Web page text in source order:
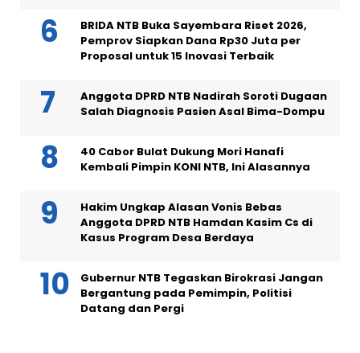
BRIDA NTB Buka Sayembara Riset 2026,
Pemprov Siapkan Dana Rp30 Juta per
Proposal untuk 15 Inovasi Terbaik
Anggota DPRD NTB Nadirah Soroti Dugaan
Salah Diagnosis Pasien Asal Bima-Dompu
40 Cabor Bulat Dukung Mori Hanafi
Kembali Pimpin KONI NTB, Ini Alasannya
Hakim Ungkap Alasan Vonis Bebas
Anggota DPRD NTB Hamdan Kasim Cs di
Kasus Program Desa Berdaya
Gubernur NTB Tegaskan Birokrasi Jangan
Bergantung pada Pemimpin, Politisi
Datang dan Pergi